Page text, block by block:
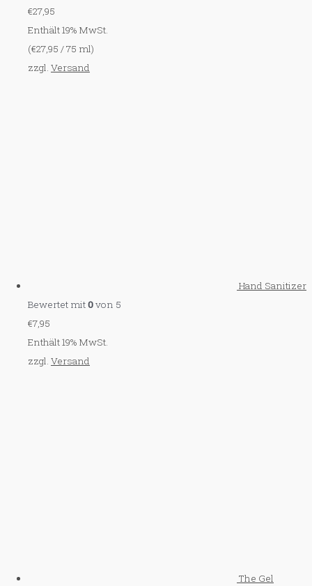
€27,95
Enthält 19% MwSt.
(€27,95 / 75 ml)
zzgl. Versand
Hand Sanitizer
Bewertet mit0von 5
€7,95
Enthält 19% MwSt.
zzgl. Versand
The Gel